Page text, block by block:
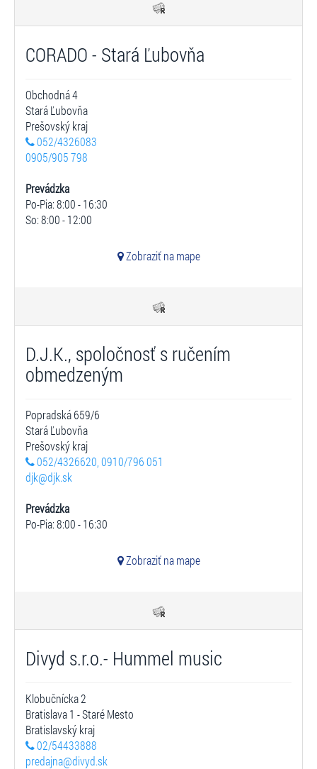
CORADO - Stará Ľubovňa
Obchodná 4
Stará Ľubovňa
Prešovský kraj
052/4326083
0905/905 798
Prevádzka
Po-Pia: 8:00 - 16:30
So: 8:00 - 12:00
Zobraziť na mape
D.J.K., spoločnosť s ručením
obmedzeným
Popradská 659/6
Stará Ľubovňa
Prešovský kraj
052/4326620, 0910/796 051
djk@djk.sk
Prevádzka
Po-Pia: 8:00 - 16:30
Zobraziť na mape
Divyd s.r.o.- Hummel music
Klobučnícka 2
Bratislava 1 - Staré Mesto
Bratislavský kraj
02/54433888
predajna@divyd.sk